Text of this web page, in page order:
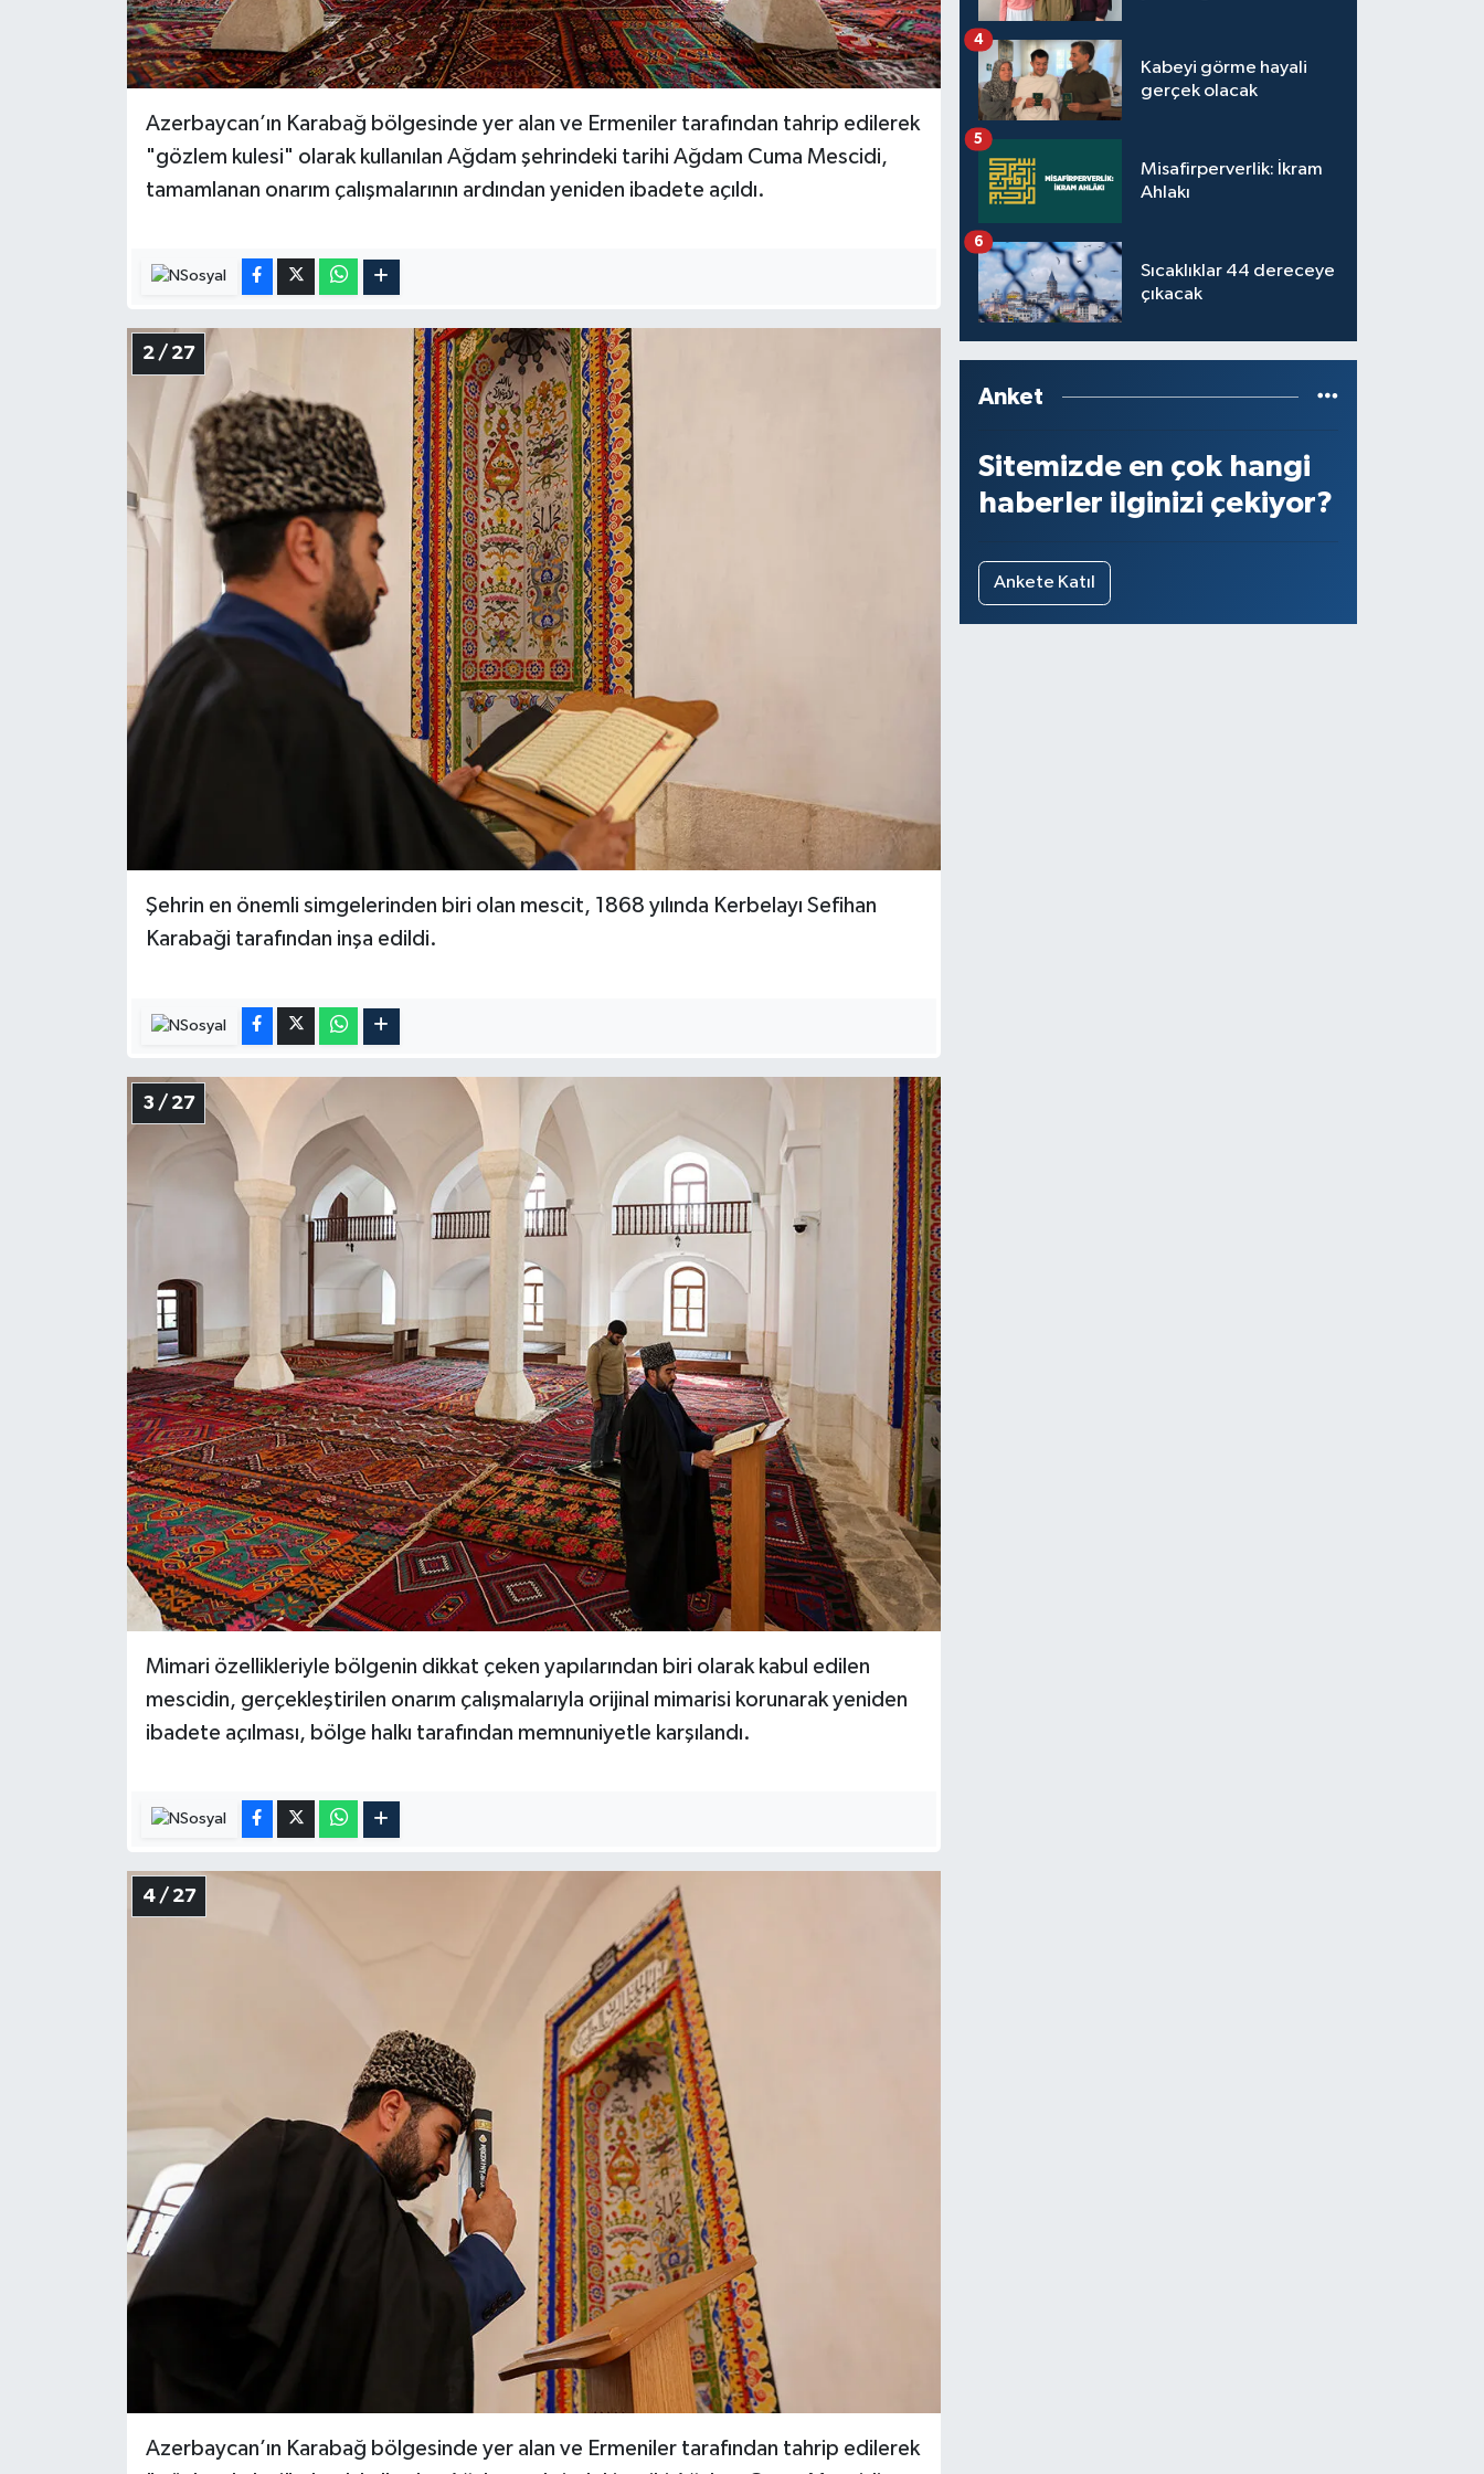
Azerbaycan’ın Karabağ bölgesinde yer alan ve Ermeniler tarafından tahrip edilerek
"gözlem kulesi" olarak kullanılan Ağdam şehrindeki tarihi Ağdam Cuma Mescidi,
tamamlanan onarım çalışmalarının ardından yeniden ibadete açıldı.
2 / 27
Şehrin en önemli simgelerinden biri olan mescit, 1868 yılında Kerbelayı Sefihan
Karabaği tarafından inşa edildi.
3 / 27
Mimari özellikleriyle bölgenin dikkat çeken yapılarından biri olarak kabul edilen
mescidin, gerçekleştirilen onarım çalışmalarıyla orijinal mimarisi korunarak yeniden
ibadete açılması, bölge halkı tarafından memnuniyetle karşılandı.
4 / 27
Azerbaycan’ın Karabağ bölgesinde yer alan ve Ermeniler tarafından tahrip edilerek
Kabeyi görme hayali
gerçek olacak
4
Misafirperverlik: İkram
Ahlakı
5
Sıcaklıklar 44 dereceye
çıkacak
6
Anket
Sitemizde en çok hangi
haberler ilginizi çekiyor?
Ankete Katıl
Diyarbakır Müftülüğü
Düzce Müftülüğü
Edirne Müftülüğü
Erzurum Müftülüğü
Eskişehir Müftülüğü
Gaziantep Müftülüğü
Giresun Müftülüğü
Gümüşhane Müftülüğü
Hakkari Müftülüğü
Hatay Müftülüğü
Iğdır Müftülüğü
Isparta Müftülüğü
Kahramanmaraş Müftülüğü
Karaman Müftülüğü
Kars Müftülüğü
Kastamonu Müftülüğü
Kırıkkale Müftülüğü
Kırklareli Müftülüğü
Kırşehir Müftülüğü
Kocaeli Müftülüğü
Konya Müftülüğü
Kütahya Müftülüğü
Manisa Müftülüğü
Mersin Müftülüğü
Muş Müftülüğü
Osmaniye Müftülüğü
Rize Müftülüğü
Sakarya Müftülüğü
İhtida Haberleri